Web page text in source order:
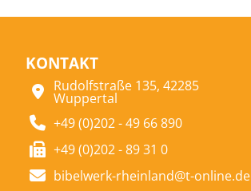
KONTAKT
Rudolfstraße 135, 42285
Wuppertal
+49 (0)202 - 49 66 890
+49 (0)202 - 89 31 0
bibelwerk-rheinland@t-online.de